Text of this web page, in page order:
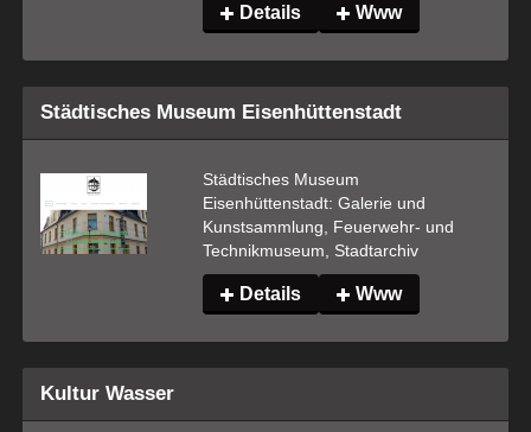
Details Www
Städtisches Museum Eisenhüttenstadt
Städtisches Museum
Eisenhüttenstadt: Galerie und
Kunstsammlung, Feuerwehr- und
Technikmuseum, Stadtarchiv
Details Www
Kultur Wasser